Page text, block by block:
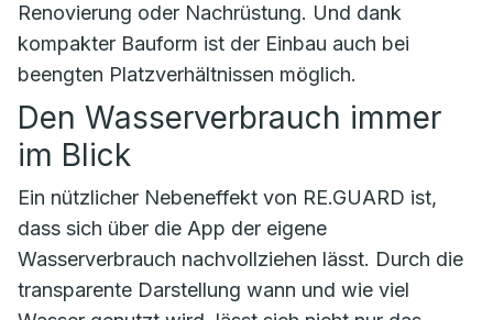
Renovierung oder Nachrüstung. Und dank
kompakter Bauform ist der Einbau auch bei
beengten Platzverhältnissen möglich.
Den Wasserverbrauch immer
im Blick
Ein nützlicher Nebeneffekt von RE.GUARD ist,
dass sich über die App der eigene
Wasserverbrauch nachvollziehen lässt. Durch die
transparente Darstellung wann und wie viel